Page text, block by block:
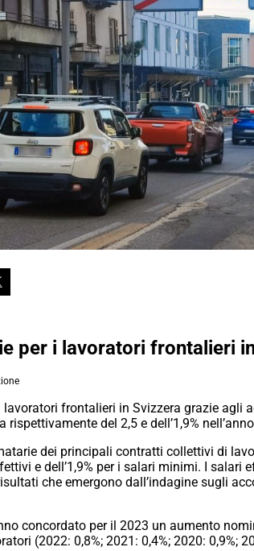
per i lavoratori frontalieri
lavoratori frontalieri in Svizzera grazie
del 2,5 e dell’1,9%
dei principali contratti collettivi di
e dell’1,9% per i salari minimi. I
che emergono dall’indagine sugli
concordato per il 2023 un aumento
(2022: 0,8%; 2021: 0,4%; 2020: 0,9%;